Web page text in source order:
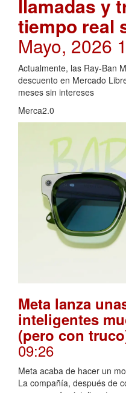
llamadas y
tiempo real
Mayo, 2026
Actualmente, las Ray-Ban
descuento en Mercado
meses sin intereses
Merca2.0
Meta lanza
inteligentes
(pero con
09:26
Meta acaba de hacer un
La compañía, después de